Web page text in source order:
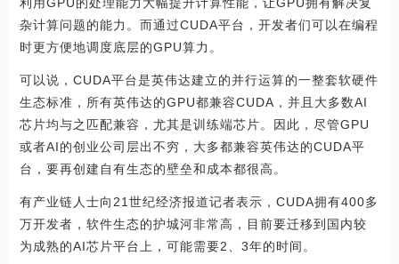
杂计算问题的能力。而通过CUDA平台，开发者们可以在编程
时更方便地调度底层的GPU算力。
可以说，CUDA平台是英伟达建立的并行运算的一整套软硬件
生态标准，所有英伟达的GPU都兼容CUDA，并且大多数AI
芯片均与之匹配兼容，尤其是训练端芯片。因此，尽管GPU
或者AI的创业公司层出不穷，大多都兼容英伟达的CUDA平
台，要再创建自有生态的壁垒和成本都很高。
有产业链人士向21世纪经济报道记者表示，CUDA拥有400多
万开发者，软件生态的护城河非常高，目前要迁移到国内较
为成熟的AI芯片平台上，可能需要2、3年的时间。